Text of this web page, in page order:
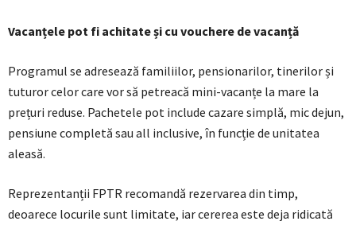
Vacanțele pot fi achitate și cu vouchere de vacanță
Programul se adresează familiilor, pensionarilor, tinerilor și
tuturor celor care vor să petreacă mini-vacanțe la mare la
prețuri reduse. Pachetele pot include cazare simplă, mic dejun,
pensiune completă sau all inclusive, în funcție de unitatea
aleasă.
Reprezentanții FPTR recomandă rezervarea din timp,
deoarece locurile sunt limitate, iar cererea este deja ridicată